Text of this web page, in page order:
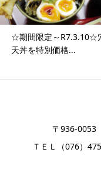
☆期間限定～R7.3.10☆
天丼を特別価格...
〒936-0053
ＴＥＬ（076）